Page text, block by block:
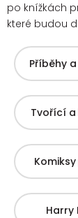
po knížkách
které budou
Příběhy
Tvořící
Harry